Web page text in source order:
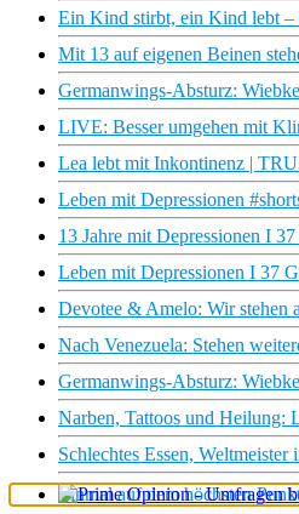
Ein Kind stirbt, ein Kind lebt –
Mit 13 auf eigenen Beinen
Germanwings-Absturz:
LIVE: Besser umgehen mit
Lea lebt mit Inkontinenz |
Leben mit Depressionen
13 Jahre mit Depressionen I
Leben mit Depressionen I 37
Devotee & Amelo: Wir stehen
Nach Venezuela: Stehen
Germanwings-Absturz:
Narben, Tattoos und Heilung:
Schlechtes Essen,
Einmal auf dem höchsten